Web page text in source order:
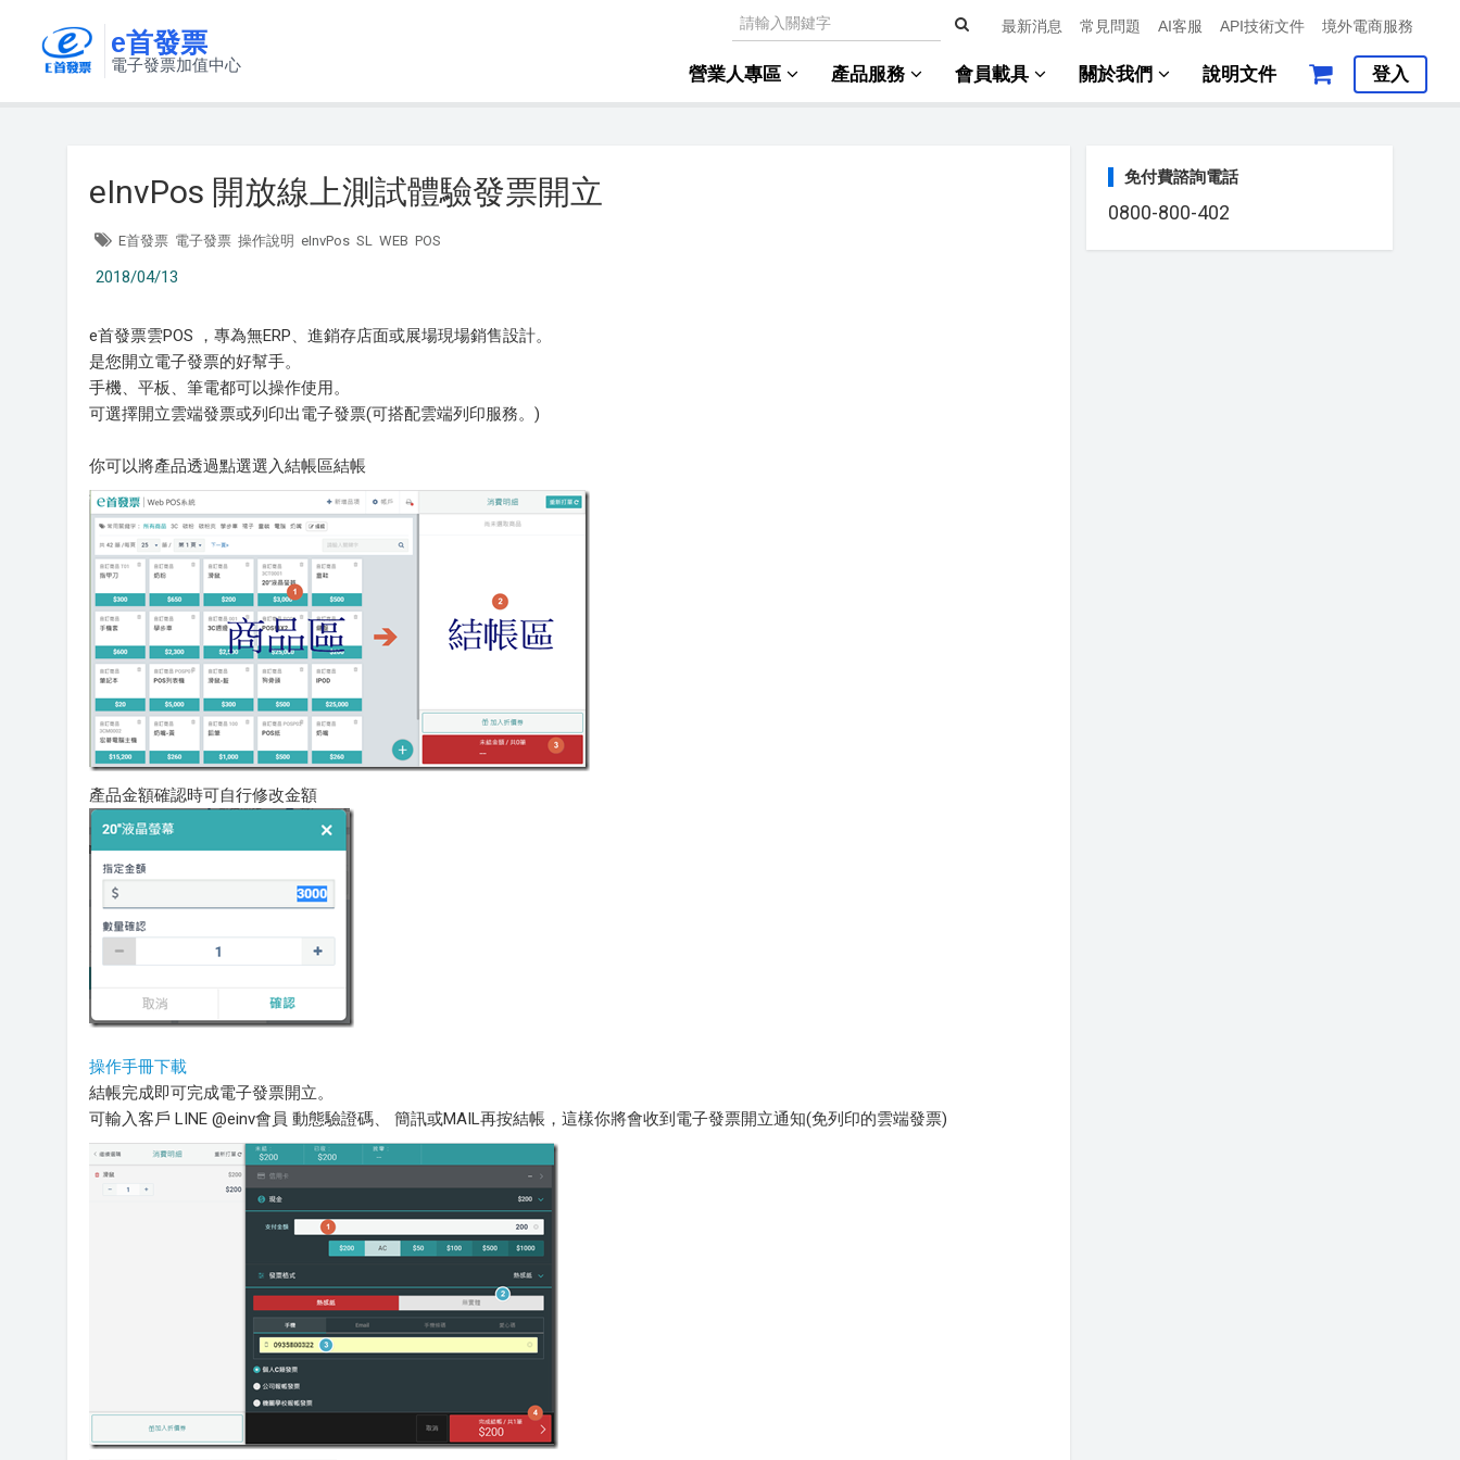
e首發票
電子發票加值中心
最新消息 常見問題 AI客服 API技術文件 境外電商服務
營業人專區 產品服務 會員載具 關於我們 說明文件 登入
eInvPos 開放線上測試體驗發票開立
E首發票 電子發票 操作說明 eInvPos SL WEB POS
2018/04/13
e首發票雲POS ，專為無ERP、進銷存店面或展場現場銷售設計。
是您開立電子發票的好幫手。
手機、平板、筆電都可以操作使用。
可選擇開立雲端發票或列印出電子發票(可搭配雲端列印服務。)
你可以將產品透過點選選入結帳區結帳
產品金額確認時可自行修改金額
操作手冊下載
結帳完成即可完成電子發票開立。
可輸入客戶 LINE @einv會員 動態驗證碼、 簡訊或MAIL再按結帳，這樣你將會收到電子發票開立通知(免列印的雲端發票)
免付費諮詢電話
0800-800-402